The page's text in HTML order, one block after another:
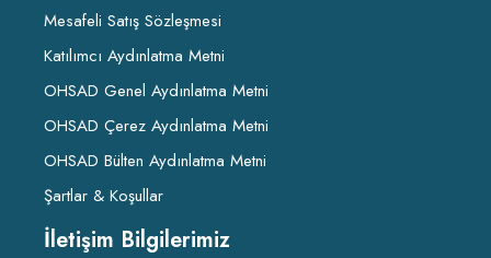
Mesafeli Satış Sözleşmesi
Katılımcı Aydınlatma Metni
OHSAD Genel Aydınlatma Metni
OHSAD Çerez Aydınlatma Metni
OHSAD Bülten Aydınlatma Metni
Şartlar & Koşullar
İletişim Bilgilerimiz